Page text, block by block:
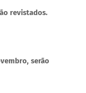
revistados.
serão